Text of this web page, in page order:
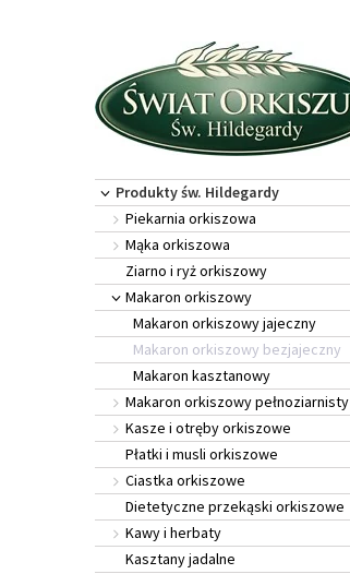
Produkty św. Hildegardy
Piekarnia orkiszowa
Mąka orkiszowa
Ziarno i ryż orkiszowy
Makaron orkiszowy
Makaron orkiszowy jajeczny
Makaron orkiszowy bezjajeczny
Makaron kasztanowy
Makaron orkiszowy pełnoziarnisty
Kasze i otręby orkiszowe
Płatki i musli orkiszowe
Ciastka orkiszowe
Dietetyczne przekąski orkiszowe
Kawy i herbaty
Kasztany jadalne